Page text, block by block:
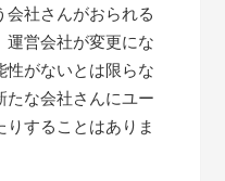
社さんがおられる
運営会社が変更にな
性がないとは限らな
たな会社さんにユー
することはありま